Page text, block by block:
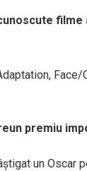
filme
Face/
premiu
un Oscar